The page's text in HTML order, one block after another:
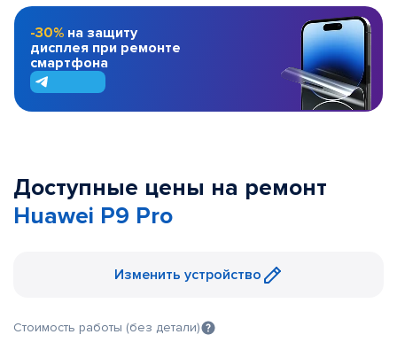
-30% на защиту
дисплея при ремонте
смартфона
Доступные цены на ремонт
Huawei P9 Pro
Изменить устройство
Стоимость работы (без детали)